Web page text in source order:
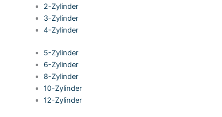
2-Zylinder
3-Zylinder
4-Zylinder
5-Zylinder
6-Zylinder
8-Zylinder
10-Zylinder
12-Zylinder